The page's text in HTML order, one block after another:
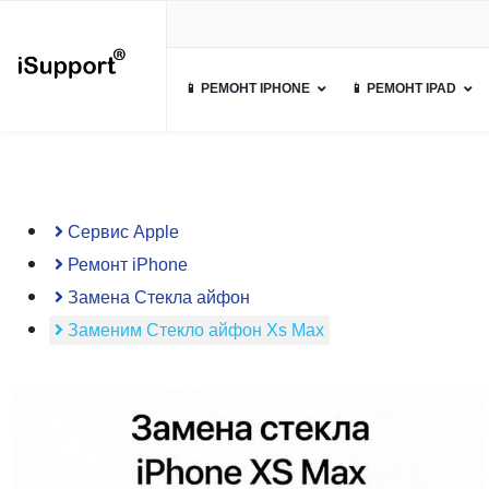
📱 РЕМОНТ IPHONE 📱 РЕМОНТ IPAD
Сервис Apple
Ремонт iPhone
Замена Стекла айфон
Заменим Стекло айфон Xs Max